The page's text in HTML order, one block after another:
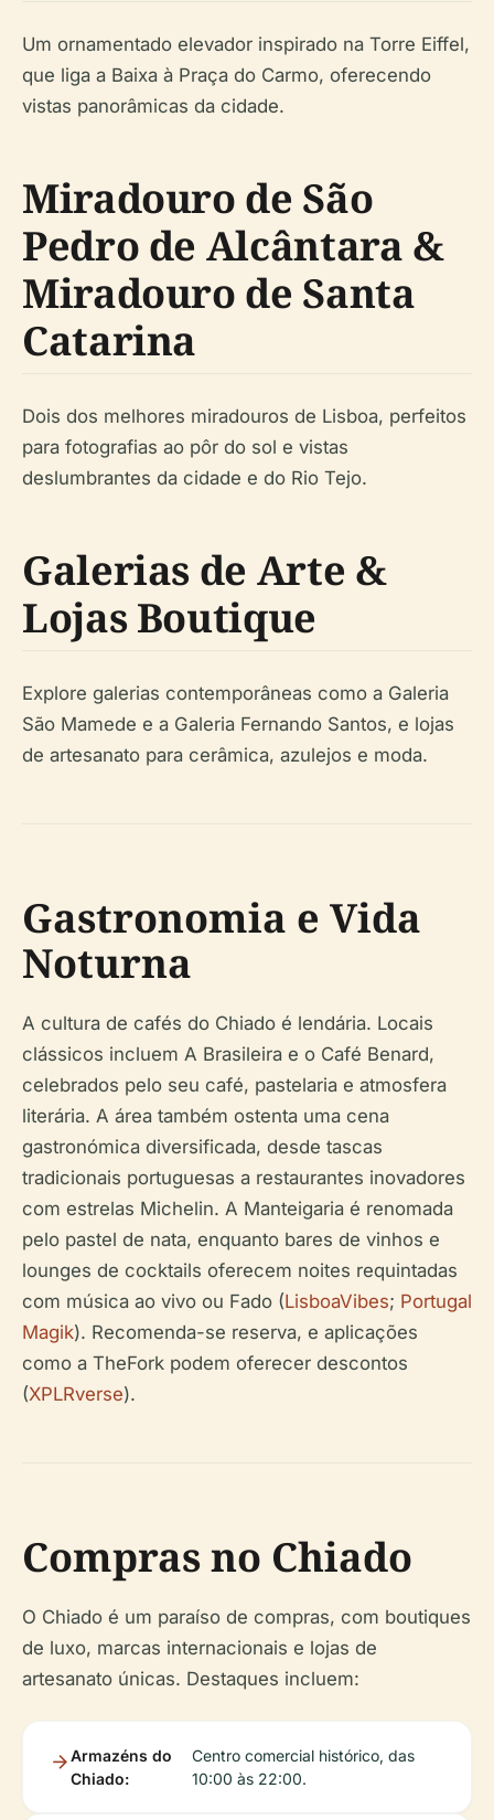
Um ornamentado elevador inspirado na Torre Eiffel,
que liga a Baixa à Praça do Carmo, oferecendo
vistas panorâmicas da cidade.
Miradouro de São
Pedro de Alcântara &
Miradouro de Santa
Catarina
Dois dos melhores miradouros de Lisboa, perfeitos
para fotografias ao pôr do sol e vistas
deslumbrantes da cidade e do Rio Tejo.
Galerias de Arte &
Lojas Boutique
Explore galerias contemporâneas como a Galeria
São Mamede e a Galeria Fernando Santos, e lojas
de artesanato para cerâmica, azulejos e moda.
Gastronomia e Vida
Noturna
A cultura de cafés do Chiado é lendária. Locais
clássicos incluem A Brasileira e o Café Benard,
celebrados pelo seu café, pastelaria e atmosfera
literária. A área também ostenta uma cena
gastronómica diversificada, desde tascas
tradicionais portuguesas a restaurantes inovadores
com estrelas Michelin. A Manteigaria é renomada
pelo pastel de nata, enquanto bares de vinhos e
lounges de cocktails oferecem noites requintadas
com música ao vivo ou Fado (LisboaVibes; Portugal
Magik). Recomenda-se reserva, e aplicações
como a TheFork podem oferecer descontos
(XPLRverse).
Compras no Chiado
O Chiado é um paraíso de compras, com boutiques
de luxo, marcas internacionais e lojas de
artesanato únicas. Destaques incluem:
Armazéns do
Chiado:
Centro comercial histórico, das
10:00 às 22:00.